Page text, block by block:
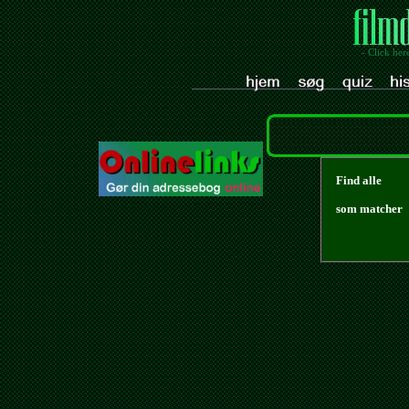
- Click
Find alle
som matcher